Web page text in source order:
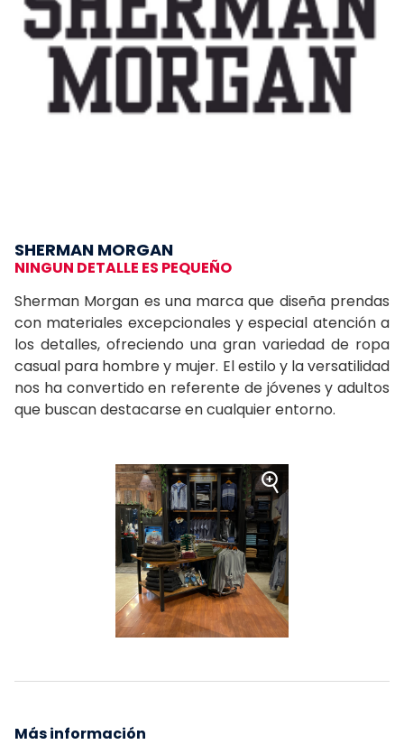
SHERMAN MORGAN
NINGUN DETALLE ES PEQUEÑO
Sherman Morgan es una marca que diseña prendas
con materiales excepcionales y especial atención a
los detalles, ofreciendo una gran variedad de ropa
casual para hombre y mujer. El estilo y la versatilidad
nos ha convertido en referente de jóvenes y adultos
que buscan destacarse en cualquier entorno.
Más información